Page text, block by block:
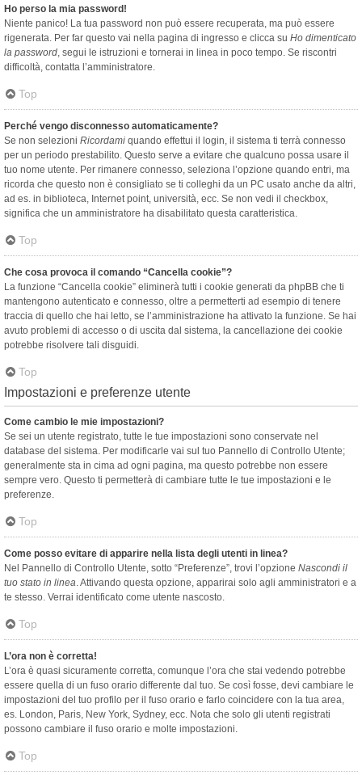
Ho perso la mia password!
Niente panico! La tua password non può essere recuperata, ma può essere
rigenerata. Per far questo vai nella pagina di ingresso e clicca su Ho dimenticato
la password, segui le istruzioni e tornerai in linea in poco tempo. Se riscontri
difficoltà, contatta l’amministratore.
Top
Perché vengo disconnesso automaticamente?
Se non selezioni Ricordami quando effettui il login, il sistema ti terrà connesso
per un periodo prestabilito. Questo serve a evitare che qualcuno possa usare il
tuo nome utente. Per rimanere connesso, seleziona l’opzione quando entri, ma
ricorda che questo non è consigliato se ti colleghi da un PC usato anche da altri,
ad es. in biblioteca, Internet point, università, ecc. Se non vedi il checkbox,
significa che un amministratore ha disabilitato questa caratteristica.
Top
Che cosa provoca il comando “Cancella cookie”?
La funzione “Cancella cookie” eliminerà tutti i cookie generati da phpBB che ti
mantengono autenticato e connesso, oltre a permetterti ad esempio di tenere
traccia di quello che hai letto, se l’amministrazione ha attivato la funzione. Se hai
avuto problemi di accesso o di uscita dal sistema, la cancellazione dei cookie
potrebbe risolvere tali disguidi.
Top
Impostazioni e preferenze utente
Come cambio le mie impostazioni?
Se sei un utente registrato, tutte le tue impostazioni sono conservate nel
database del sistema. Per modificarle vai sul tuo Pannello di Controllo Utente;
generalmente sta in cima ad ogni pagina, ma questo potrebbe non essere
sempre vero. Questo ti permetterà di cambiare tutte le tue impostazioni e le
preferenze.
Top
Come posso evitare di apparire nella lista degli utenti in linea?
Nel Pannello di Controllo Utente, sotto “Preferenze”, trovi l’opzione Nascondi il
tuo stato in linea. Attivando questa opzione, apparirai solo agli amministratori e a
te stesso. Verrai identificato come utente nascosto.
Top
L’ora non è corretta!
L’ora è quasi sicuramente corretta, comunque l’ora che stai vedendo potrebbe
essere quella di un fuso orario differente dal tuo. Se così fosse, devi cambiare le
impostazioni del tuo profilo per il fuso orario e farlo coincidere con la tua area,
es. London, Paris, New York, Sydney, ecc. Nota che solo gli utenti registrati
possono cambiare il fuso orario e molte impostazioni.
Top